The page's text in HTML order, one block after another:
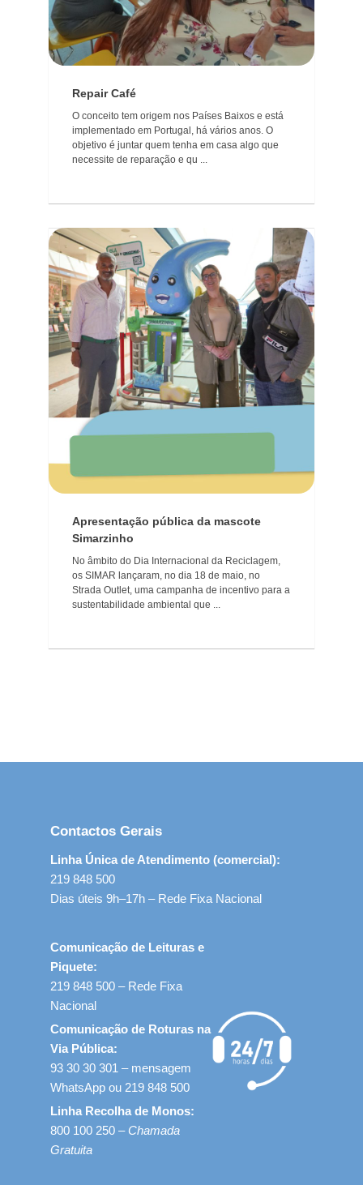
Repair Café
O conceito tem origem nos Países Baixos e está
implementado em Portugal, há vários anos. O
objetivo é juntar quem tenha em casa algo que
necessite de reparação e qu ...
Apresentação pública da mascote
Simarzinho
No âmbito do Dia Internacional da Reciclagem,
os SIMAR lançaram, no dia 18 de maio, no
Strada Outlet, uma campanha de incentivo para a
sustentabilidade ambiental que ...
Contactos Gerais
Linha Única de Atendimento (comercial):
219 848 500
Dias úteis 9h–17h – Rede Fixa Nacional
Comunicação de Leituras e
Piquete:
219 848 500 – Rede Fixa
Nacional
Comunicação de Roturas na
Via Pública:
93 30 30 301 – mensagem
WhatsApp ou 219 848 500
Linha Recolha de Monos:
800 100 250 – Chamada
Gratuita